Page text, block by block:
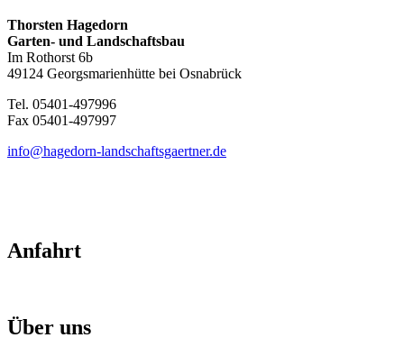
Thorsten Hagedorn
Garten- und Landschaftsbau
Im Rothorst 6b
49124 Georgsmarienhütte bei Osnabrück
Tel. 05401-497996
Fax 05401-497997
info@hagedorn-landschaftsgaertner.de
Anfahrt
Über uns